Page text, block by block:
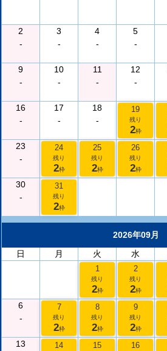
2
-
3
-
4
-
5
-
9
-
10
-
11
-
12
-
16
-
17
-
18
-
19
残り
2枠
23
-
24
残り
2枠
25
残り
2枠
26
残り
2枠
30
-
31
残り
2枠
2026年09月
日
月 火 水
1
残り
2枠
2
残り
2枠
6
-
7
残り
2枠
8
残り
2枠
9
残り
2枠
13 14 15 16